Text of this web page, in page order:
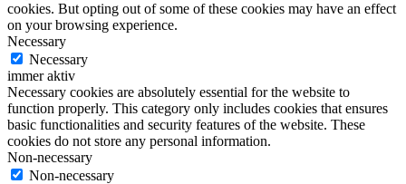
cookies. But opting out of some of these cookies may have an effect
on your browsing experience.
Necessary
Necessary
immer aktiv
Necessary cookies are absolutely essential for the website to
function properly. This category only includes cookies that ensures
basic functionalities and security features of the website. These
cookies do not store any personal information.
Non-necessary
Non-necessary